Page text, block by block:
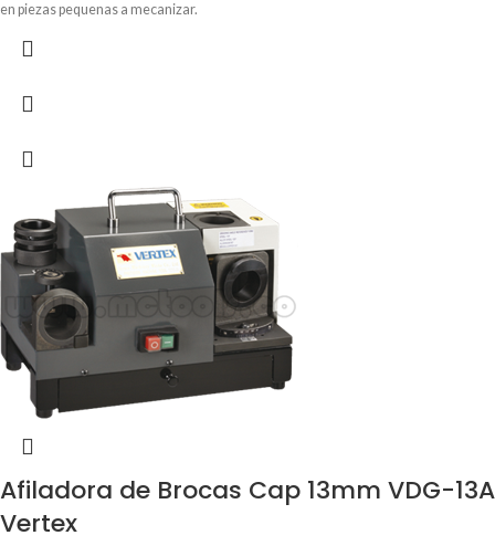
en piezas pequenas a mecanizar.
Afiladora de Brocas Cap 13mm VDG-13A
Vertex